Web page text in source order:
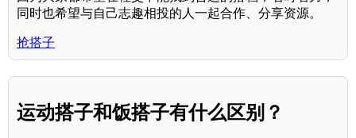
同时也希望与自己志趣相投的人一起合作、分享资源。
抢搭子
运动搭子和饭搭子有什么区别？